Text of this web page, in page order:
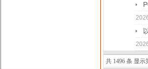
共 1496 条 显示